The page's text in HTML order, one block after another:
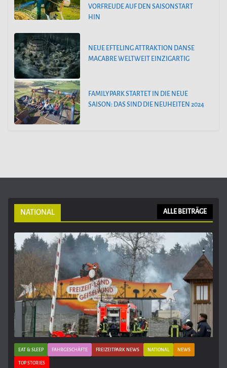
VORFREUDE AUF DEN SAISONSTART
HIN
NEUE EFTELING ATTRAKTION DANSE
MACABRE WELTWEIT EINZIGARTIG
FAMILYPARK STARTET IN DIE NEUE
SAISON: DAS SIND DIE NEUHEITEN 2024
NATIONAL ALLE BEITRÄGE
EAT & SLEEP FAHRGESCHÄFTE FREIZEITPARK NEWS NATIONAL NEWS
TOP STORIES